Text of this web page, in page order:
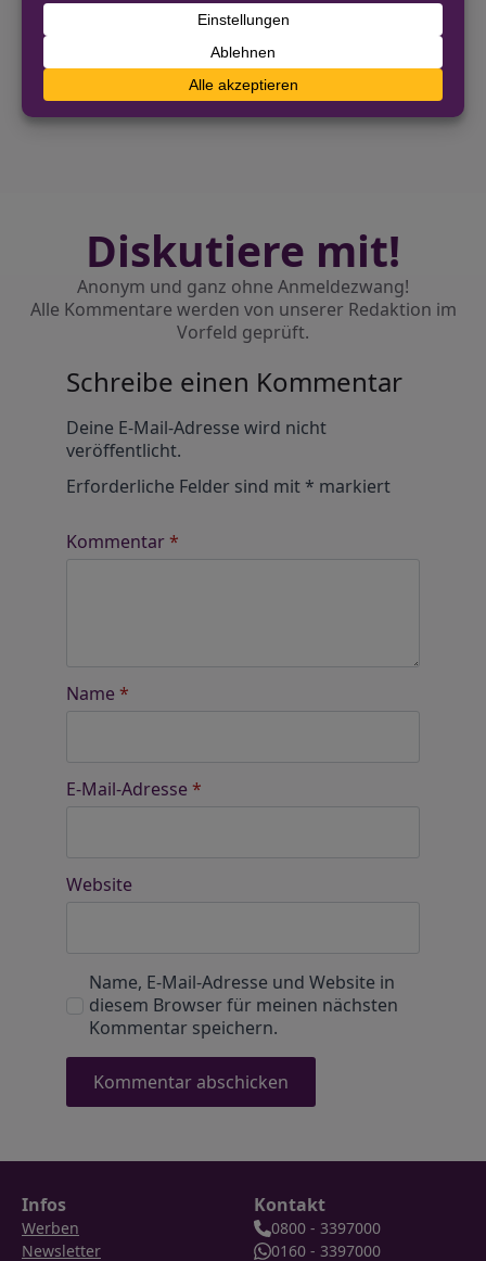
Verkehrsunfall mit E-Scooter – Sechsjähriger
verletzt in Klinik
NÄCHSTER BEITRAG
Haltern am See: Ladendieb am Folgetag
verurteilt
Diskutiere mit!
Anonym und ganz ohne Anmeldezwang!
Alle Kommentare werden von unserer Redaktion im
Vorfeld geprüft.
Schreibe einen Kommentar
Deine E-Mail-Adresse wird nicht
veröffentlicht.
Erforderliche Felder sind mit* markiert
Kommentar*
Name *
E-Mail-Adresse *
Website
Name, E-Mail-Adresse und Website in
diesem Browser für meinen nächsten
Kommentar speichern.
Infos
Werben
Newsletter
Kontakt
0800 - 3397000
0160 - 3397000